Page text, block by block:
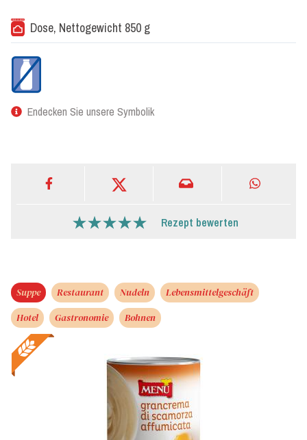
Dose, Nettogewicht 850 g
Endecken Sie unsere Symbolik
Rezept bewerten
Suppe Restaurant Nudeln
Lebensmittelgeschäft
Hotel
Gastronomie Bohnen